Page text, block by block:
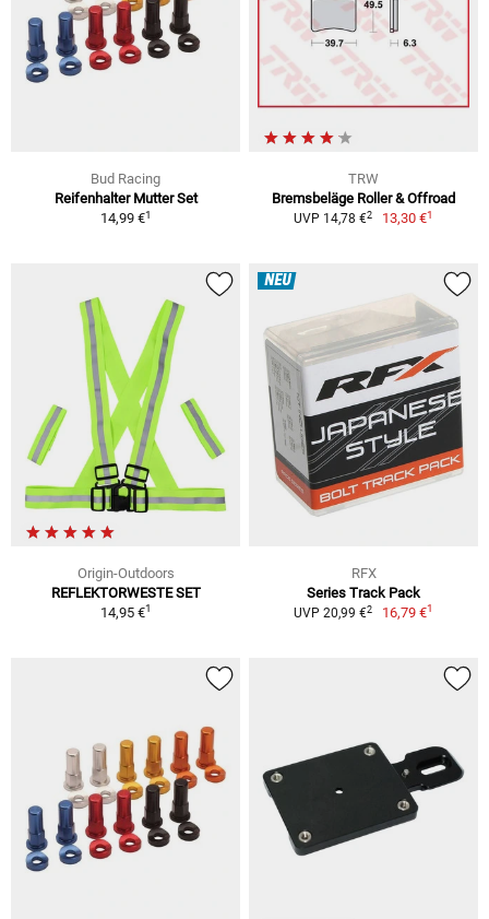
Bud Racing
Reifenhalter Mutter Set
14,99 €1
TRW
Bremsbeläge Roller & Offroad
UVP 14,78 €2 13,30 €1
Origin-Outdoors
REFLEKTORWESTE SET
14,95 €1
NEU
RFX
Series Track Pack
UVP 20,99 €2 16,79 €1